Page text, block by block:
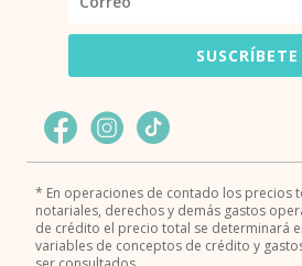
SUSCRÍBETE
* En operaciones de contado los precios
notariales, derechos y demás gastos
de crédito el precio total se determinará
variables de conceptos de crédito y